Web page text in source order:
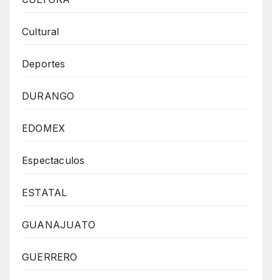
Cultural
Deportes
DURANGO
EDOMEX
Espectaculos
ESTATAL
GUANAJUATO
GUERRERO